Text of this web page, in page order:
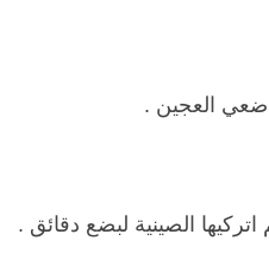
ضعي العجين .
الصينية لبضع دقائق .